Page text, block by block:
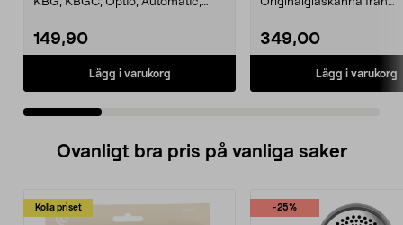
149,90
Lägg i varukorg
349,00
Lägg i varukorg
Ovanligt bra pris på vanliga saker
Kolla priset -25%